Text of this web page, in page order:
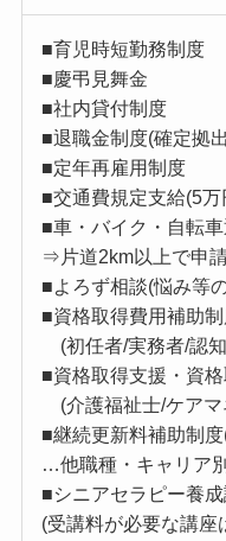
■育児時短勤務制度
■慶弔見舞金
■社内貸付制度
■退職金制度(確定拠
■定年再雇用制度
■交通費規定支給(5万
■車・バイク・自転
⇒片道2km以上で申
■よろず相談(悩み等
■資格取得費用補助
(初任者/実務者/認
■資格取得支援・資
(介護福祉士/ケアマ
■継続更新料補助制
…他職種・キャリア
■シニアセラピー養
(受講料が必要な講座